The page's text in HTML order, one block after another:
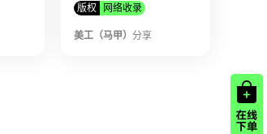
小说封面素材图 素材ID:10791
小说封面素材图 素材ID:9030
版权 网络收录
美工（马甲） 分享